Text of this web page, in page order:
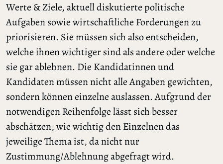
Werte & Ziele, aktuell diskutierte politische
Aufgaben sowie wirtschaftliche Forderungen zu
priorisieren. Sie müssen sich also entscheiden,
welche ihnen wichtiger sind als andere oder welche
sie gar ablehnen. Die Kandidatinnen und
Kandidaten müssen nicht alle Angaben gewichten,
sondern können einzelne auslassen. Aufgrund der
notwendigen Reihenfolge lässt sich besser
abschätzen, wie wichtig den Einzelnen das
jeweilige Thema ist, da nicht nur
Zustimmung/Ablehnung abgefragt wird.